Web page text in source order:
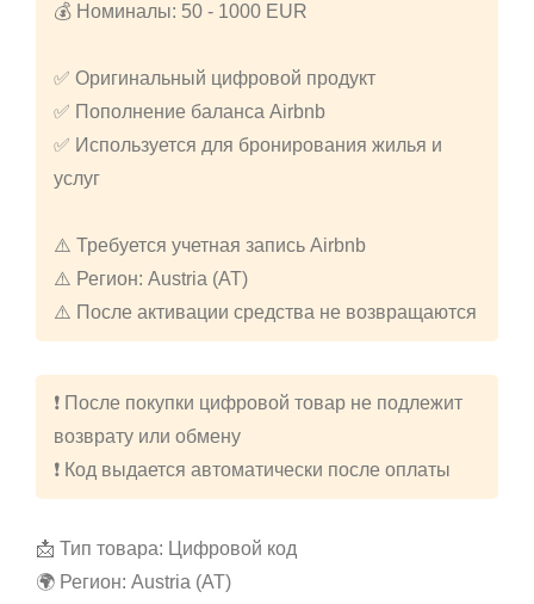
💰 Номиналы: 50 - 1000 EUR
✅ Оригинальный цифровой продукт
✅ Пополнение баланса Airbnb
✅ Используется для бронирования жилья и
услуг
⚠️ Требуется учетная запись Airbnb
⚠️ Регион: Austria (AT)
⚠️ После активации средства не возвращаются
❗️ После покупки цифровой товар не подлежит
возврату или обмену
❗️ Код выдается автоматически после оплаты
📩 Тип товара: Цифровой код
🌍 Регион: Austria (AT)